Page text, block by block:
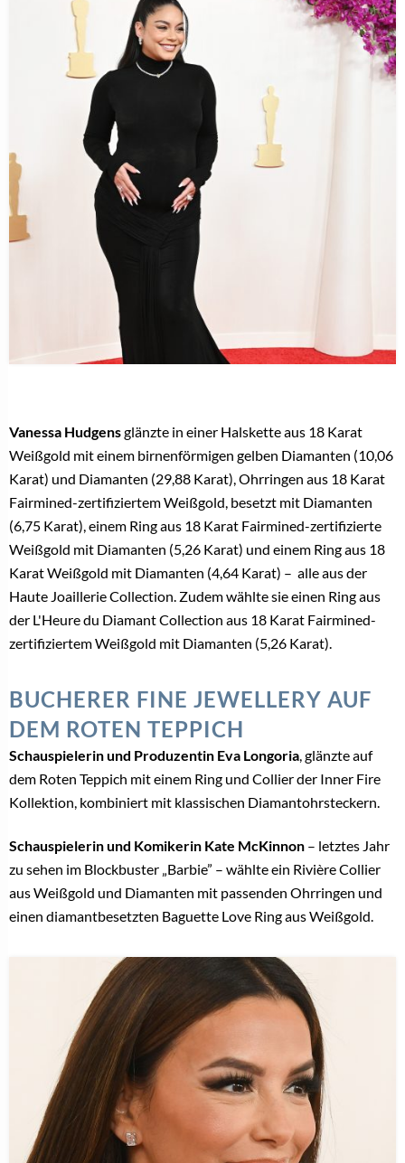
Vanessa Hudgensglänzte in einer Halskette aus 18 Karat
Weißgold mit einem birnenförmigen gelben Diamanten (10,06
Karat) und Diamanten (29,88 Karat), Ohrringen aus 18 Karat
Fairmined-zertifiziertem Weißgold, besetzt mit Diamanten
(6,75 Karat), einem Ring aus 18 Karat Fairmined-zertifizierte
Weißgold mit Diamanten (5,26 Karat) und einem Ring aus 18
Karat Weißgold mit Diamanten (4,64 Karat) – alle aus der
Haute Joaillerie Collection. Zudem wählte sie einen Ring aus
der L'Heure du Diamant Collection aus 18 Karat Fairmined-
zertifiziertem Weißgold mit Diamanten (5,26 Karat).
BUCHERER FINE JEWELLERY AUF
DEM ROTEN TEPPICH
Schauspielerin und Produzentin Eva Longoria, glänzte auf
dem Roten Teppich mit einem Ring und Collier der Inner Fire
Kollektion, kombiniert mit klassischen Diamantohrsteckern.
Schauspielerin und Komikerin Kate McKinnon – letztes Jahr
zu sehen im Blockbuster „Barbie” – wählte ein Rivière Collier
aus Weißgold und Diamanten mit passenden Ohrringen und
einen diamantbesetzten Baguette Love Ring aus Weißgold.